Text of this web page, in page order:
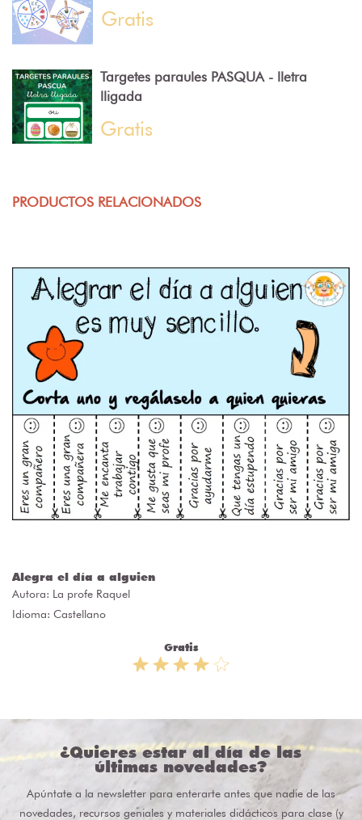
Gratis
Targetes paraules PASQUA - lletra
lligada
Gratis
PRODUCTOS RELACIONADOS
Alegra el día a alguien
Autora: La profe Raquel
Idioma: Castellano
Gratis
¿Quieres estar al día de las
últimas novedades?
Apúntate a la newsletter para enterarte antes que nadie de las
novedades, recursos geniales y materiales didácticos para clase (y